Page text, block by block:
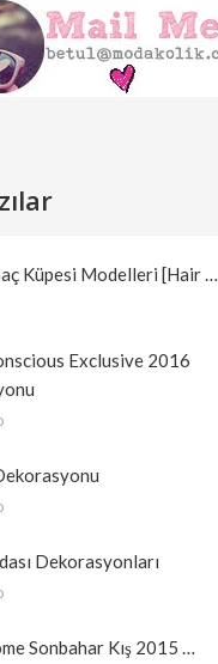
Küpesi Modelleri [Hair …
Exclusive 2016
Dekorasyonları
Sonbahar Kış 2015 …